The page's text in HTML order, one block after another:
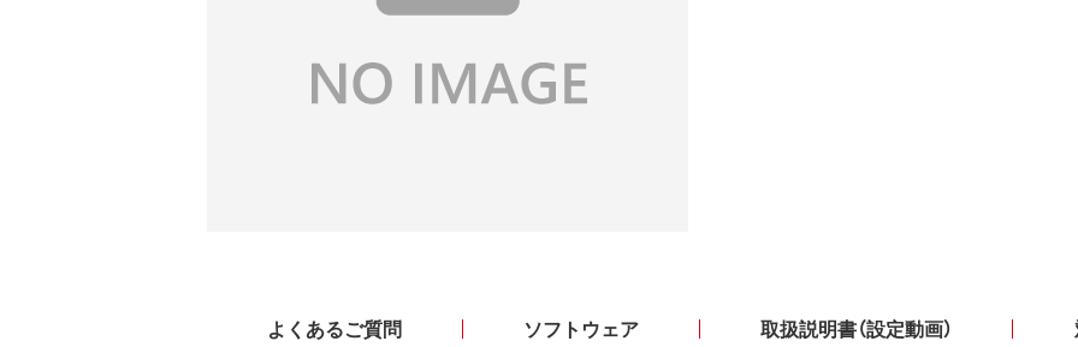
よくあるご質問 ソフトウェア 取扱説明書（設定動画）